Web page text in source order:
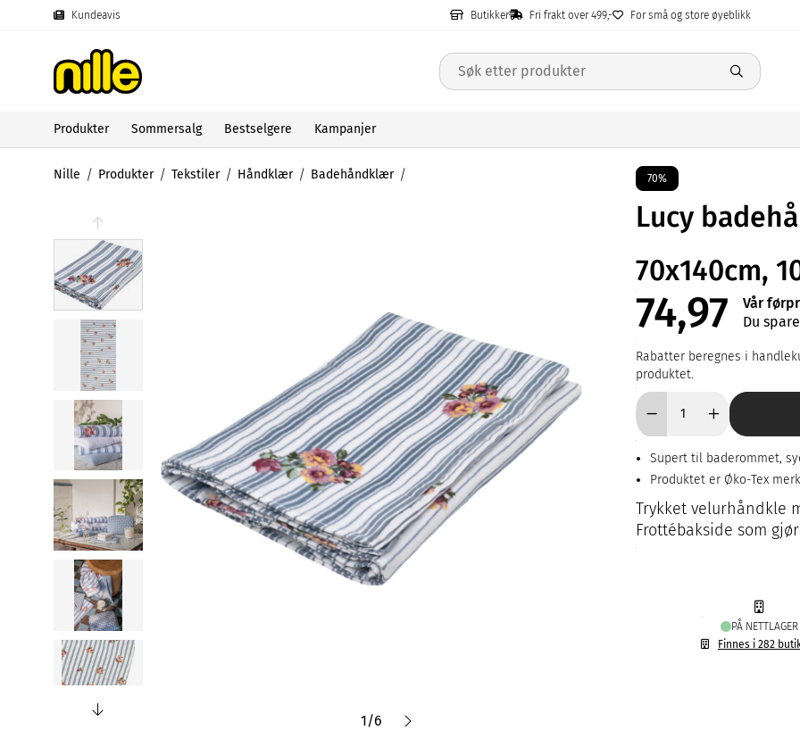
Kundeavis Butikker Fri frakt over 499,- For små og store øyeblikk
Produkter Sommersalg Bestselgere Kampanjer
Nille Produkter Tekstiler Håndklær Badehåndklær
1/6
70%
Lucy
70x140cm,
74,97
Vår
Du
Rabatter beregnes i
produktet.
Supert til baderommet,
Produktet er Øko-Tex
Trykket velurhåndkle
Frottébakside som
PÅ NETTLAGER
Finnes i 282